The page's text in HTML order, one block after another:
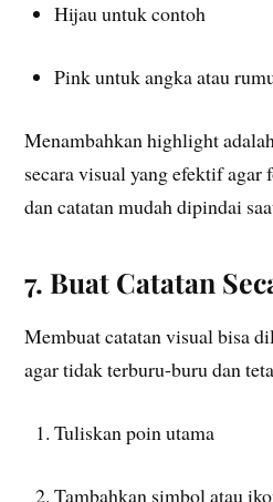
Hijau untuk contoh
Pink untuk angka atau
Menambahkan highlight
secara visual yang efektif agar
dan catatan mudah dipindai
7. Buat Catatan
Membuat catatan visual bisa
agar tidak terburu-buru dan
Tuliskan poin utama
Tambahkan simbol atau